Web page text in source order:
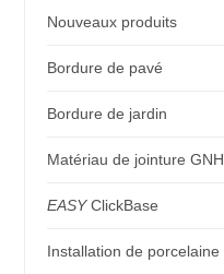
Nouveaux produits
Bordure de pavé
Bordure de jardin
Matériau de jointure GNH
EASYClickBase
Installation de porcelaine